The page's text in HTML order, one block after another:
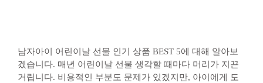
남자아이 어린이날 선물 인기 상품 BEST 5에 대해 알아보
겠습니다. 매년 어린이날 선물 생각할 때마다 머리가 지끈
거립니다. 비용적인 부분도 문제가 있겠지만, 아이에게 도